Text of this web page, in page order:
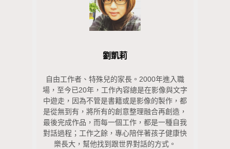
劉凱莉
自由工作者、特殊兒的家長。2000年進入職
場，至今已20年，工作內容總是在影像與文字
中遊走，因為不管是書籍或是影像的製作，都
是從無到有，將所有的創意整理融合再創造，
最後完成作品，而每一個工作，都是一種自我
對話過程；工作之餘，專心陪伴著孩子健康快
樂長大，幫他找到跟世界對話的方式。